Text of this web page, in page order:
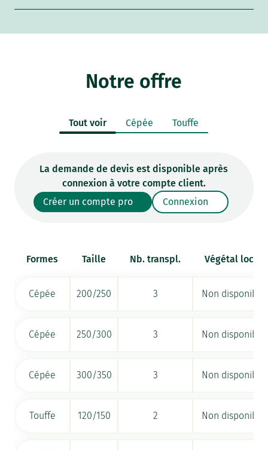
Notre offre
Tout voir Cépée Touffe
La demande de devis est disponible après
connexion à votre compte client.
Créer un compte pro
Connexion
Formes Taille Nb. transpl. Végétal local
Cépée 200/250 3 Non disponible
Cépée 250/300 3 Non disponible
Cépée 300/350 3 Non disponible
Touffe 120/150 2 Non disponible